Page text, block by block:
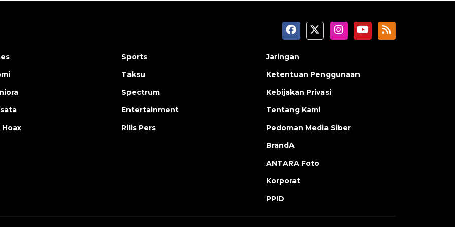
Sports
Taksu
Spectrum
Entertainment
Rilis Pers
Jaringan
Ketentuan Penggunaan
Kebijakan Privasi
Tentang Kami
Pedoman Media Siber
BrandA
ANTARA Foto
Korporat
PPID